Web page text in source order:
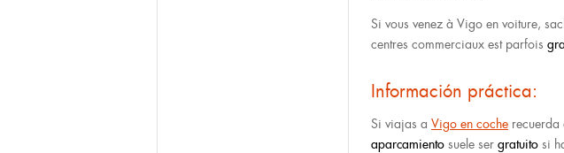
Si vous venez à Vigo en voiture,
centres commerciaux est parfois
Información práctica:
Si viajas a Vigo en coche recuerda
aparcamiento suele ser gratuito si